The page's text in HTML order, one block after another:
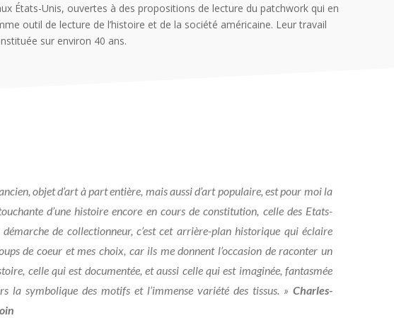
États-Unis, ouvertes à des propositions de lecture du patchwork qui en
outil de lecture de l’histoire et de la société américaine. Leur travail
sur environ 40 ans.
objet d’art à part entière, mais aussi d’art populaire, est pour moi la
d’une histoire encore en cours de constitution, celle des Etats-
de collectionneur, c’est cet arrière-plan historique qui éclaire
de coeur et mes choix, car ils me donnent l’occasion de raconter un
celle qui est documentée, et aussi celle qui est imaginée, fantasmée
la symbolique des motifs et l’immense variété des tissus. » Charles-